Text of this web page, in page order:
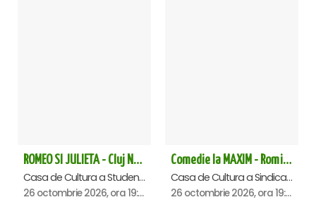
ROMEO SI JULIETA - Cluj Napoca
Casa de Cultura a Studentilor Dumitru Farcas, Cluj-Napoca
26 octombrie 2026, ora 19:00
Comedie la MAXIM - Romica Tociu si Cornel Palade - Oradea
Casa de Cultura a Sindicatelor , Oradea
26 octombrie 2026, ora 19:00